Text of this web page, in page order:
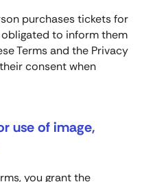
purchases tickets for
to inform them
Terms and the Privacy
consent when
use of image,
you grant the